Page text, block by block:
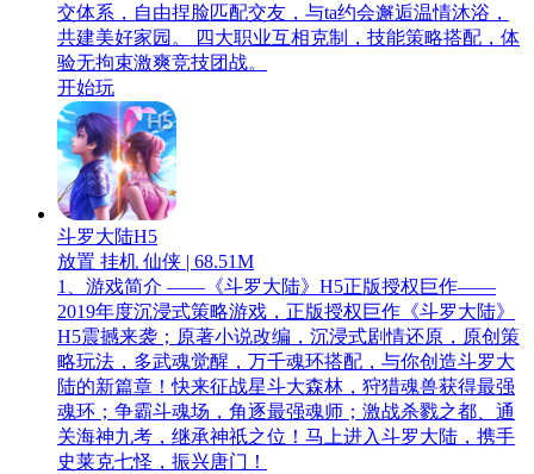
交体系，自由捏脸匹配交友，与ta约会邂逅温情沐浴，
共建美好家园。 四大职业互相克制，技能策略搭配，体
验无拘束激爽竞技团战。
开始玩
斗罗大陆H5
放置 挂机 仙侠 | 68.51M
1、游戏简介 ——《斗罗大陆》H5正版授权巨作——
2019年度沉浸式策略游戏，正版授权巨作《斗罗大陆》
H5震撼来袭；原著小说改编，沉浸式剧情还原，原创策
略玩法，多武魂觉醒，万千魂环搭配，与你创造斗罗大
陆的新篇章！快来征战星斗大森林，狩猎魂兽获得最强
魂环；争霸斗魂场，角逐最强魂师；激战杀戮之都、通
关海神九考，继承神祇之位！马上进入斗罗大陆，携手
史莱克七怪，振兴唐门！